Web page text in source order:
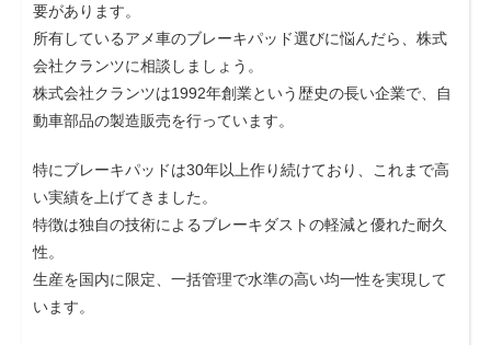
要があります。
所有しているアメ車のブレーキパッド選びに悩んだら、株式
会社クランツに相談しましょう。
株式会社クランツは1992年創業という歴史の長い企業で、自
動車部品の製造販売を行っています。
特にブレーキパッドは30年以上作り続けており、これまで高
い実績を上げてきました。
特徴は独自の技術によるブレーキダストの軽減と優れた耐久
性。
生産を国内に限定、一括管理で水準の高い均一性を実現して
います。